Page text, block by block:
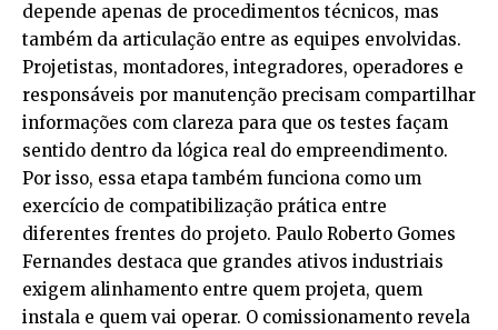
depende apenas de procedimentos técnicos, mas
também da articulação entre as equipes envolvidas.
Projetistas, montadores, integradores, operadores e
responsáveis por manutenção precisam compartilhar
informações com clareza para que os testes façam
sentido dentro da lógica real do empreendimento.
Por isso, essa etapa também funciona como um
exercício de compatibilização prática entre
diferentes frentes do projeto. Paulo Roberto Gomes
Fernandes destaca que grandes ativos industriais
exigem alinhamento entre quem projeta, quem
instala e quem vai operar. O comissionamento revela